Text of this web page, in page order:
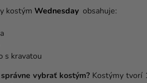
kostým Wednesday obsahuje:
s kravatou
vybrať kostým? Kostýmy tvorí